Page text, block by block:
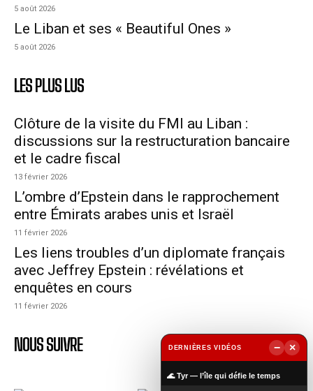
5 août 2026
Le Liban et ses « Beautiful Ones »
5 août 2026
LES PLUS LUS
Clôture de la visite du FMI au Liban :
discussions sur la restructuration bancaire
et le cadre fiscal
13 février 2026
L’ombre d’Epstein dans le rapprochement
entre Émirats arabes unis et Israël
11 février 2026
Les liens troubles d’un diplomate français
avec Jeffrey Epstein : révélations et
enquêtes en cours
11 février 2026
NOUS SUIVRE DERNIÈRES VIDÉOS −
×
🌊 Tyr — l’île qui défie le temps